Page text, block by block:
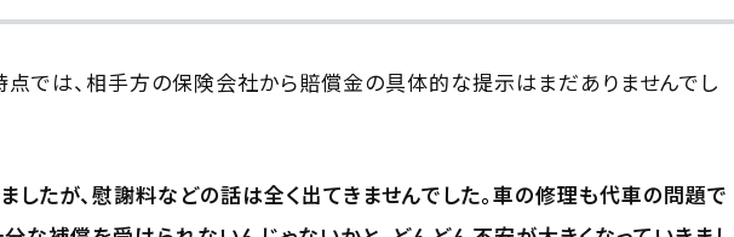
では、相手方の保険会社から賠償金の具体的な提示はまだありませんでし
したが、慰謝料などの話は全く出てきませんでした。車の修理も代車の問題で